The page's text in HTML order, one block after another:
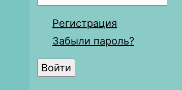
Регистрация
Забыли пароль?